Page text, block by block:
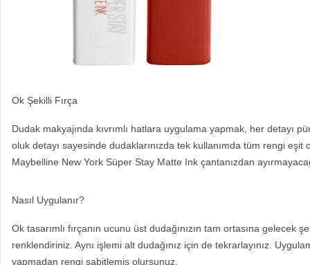
Ok Şekilli Fırça
Dudak makyajında kıvrımlı hatlara uygulama yapmak, her detayı
oluk detayı sayesinde dudaklarınızda tek kullanımda tüm rengi
Maybelline New York Süper Stay Matte Ink çantanızdan
Nasıl Uygulanır?
Ok tasarımlı fırçanın ucunu üst dudağınızın tam ortasına
renklendiriniz. Aynı işlemi alt dudağınız için de tekrarlayınız.
yapmadan rengi sabitlemiş olursunuz.